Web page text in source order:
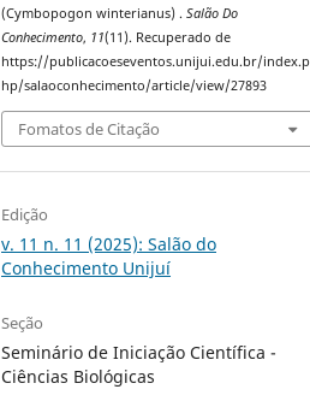
(Cymbopogon winterianus) .Salão Do
Conhecimento, 11(11). Recuperado de
https://publicacoeseventos.unijui.edu.br/index.p
hp/salaoconhecimento/article/view/27893
Fomatos de Citação
Edição
v. 11 n. 11 (2025): Salão do
Conhecimento Unijuí
Seção
Seminário de Iniciação Científica -
Ciências Biológicas